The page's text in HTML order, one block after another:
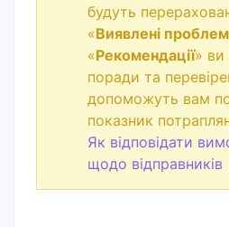
будуть
«Виявлені
«Рекомендації» ви
поради та
допоможуть вам
показник
Як відповідати
щодо